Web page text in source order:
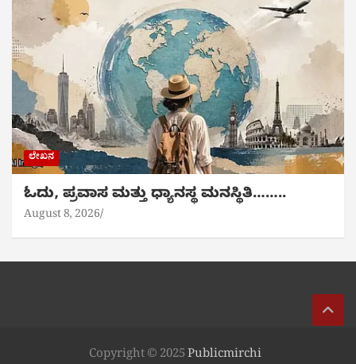
ಲೇಖನ
ಓದು, ಪ್ರವಾಸ ಮತ್ತು ಧ್ಯಾನಸ್ಥ ಮನಸ್ಥಿತಿ……..
August 8, 2026
Copyright © 2025Publicmirchi